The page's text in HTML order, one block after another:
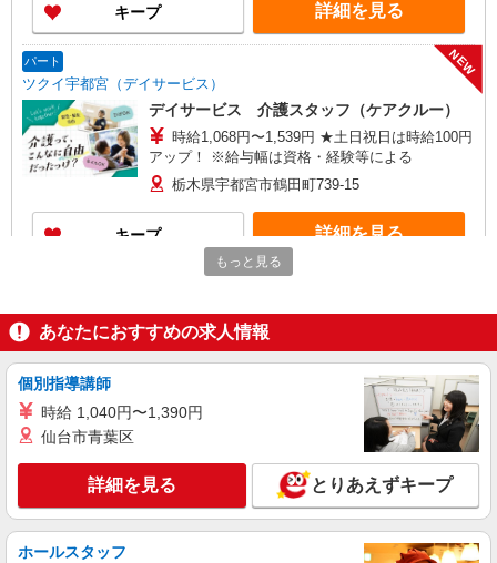
キープ 詳細を見る
パート
ツクイ宇都宮（デイサービス）
NEW
デイサービス 介護スタッフ（ケアクルー）
時給1,068円〜1,539円 ★土日祝日は時給100円
アップ！ ※給与幅は資格・経験等による
栃木県宇都宮市鶴田町739-15
キープ 詳細を見る
サービス付き高齢者向け住宅 施設内補助ス
タッフ
アップ！ ※給与幅は資格・経験等による
栃木県宇都宮市簗瀬4丁目4番7号
キープ 詳細を見る
SOMPOケア 宇都宮 訪問介護/3358cc3
もっと見る
あなたにおすすめの求人情報
個別指導講師
時給 1,040円〜1,390円
仙台市青葉区
詳細を見る とりあえずキープ
ホールスタッフ